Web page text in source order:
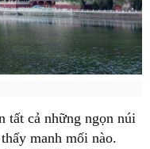
tất cả những ngọn núi
manh mối nào.